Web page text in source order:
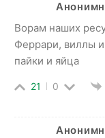
Ворам наших
Феррари, виллы
пайки и яйца
21 0